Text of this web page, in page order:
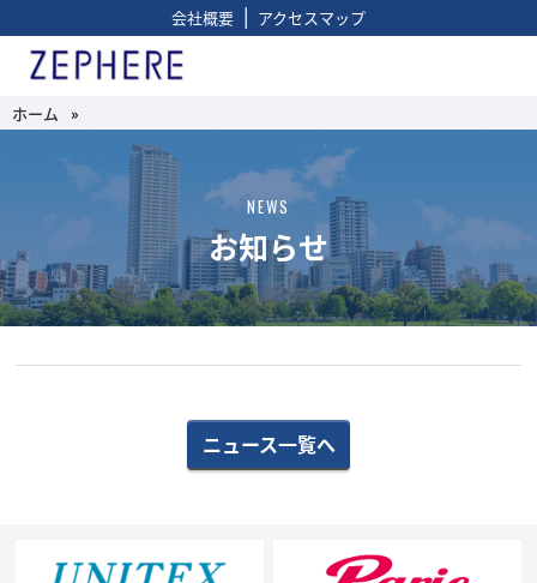
会社概要 | アクセスマップ
ホーム »
NEWS
お知らせ
ニュース一覧へ